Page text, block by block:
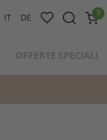
OFFERTE SPECIALI
DE
0